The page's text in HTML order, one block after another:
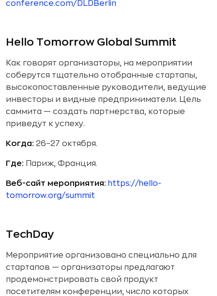
conference.com/DLDBerlin
Hello Tomorrow Global Summit
Как говорят организаторы, на мероприятии
соберутся тщательно отобранные стартапы,
высокопоставленные руководители, ведущие
инвесторы и видные предприниматели. Цель
саммита — создать партнерства, которые
приведут к успеху.
Когда: 26–27 октября.
Где: Париж, Франция.
Веб-сайт мероприятия: https://hello-
tomorrow.org/summit
TechDay
Мероприятие организовано специально для
стартапов — организаторы предлагают
продемонстрировать свой продукт
посетителям конференции, число которых